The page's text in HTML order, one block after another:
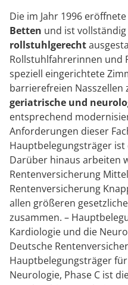
Die im Jahr 1996
Betten und ist vollständig
rollstuhlgerecht
Rollstuhlfahrerinnen und
speziell eingerichtete
barrierefreien Nasszellen
geriatrische und
entsprechend
Anforderungen dieser
Hauptbelegungsträger ist
Darüber hinaus arbeiten
Rentenversicherung
Rentenversicherung
allen größeren
zusammen. –
Kardiologie und die
Deutsche
Hauptbelegungsträger
Neurologie, Phase C ist